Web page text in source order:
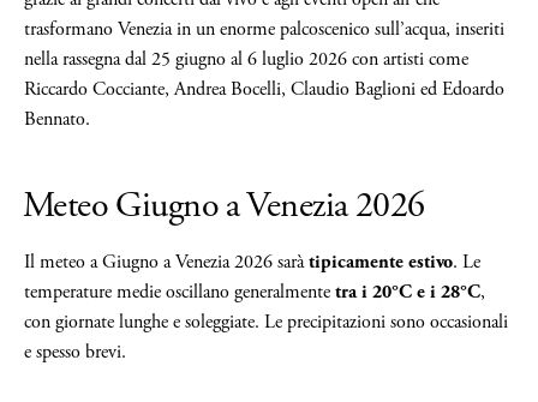
trasformano Venezia in un enorme palcoscenico sull’acqua, inseriti
nella rassegna dal 25 giugno al 6 luglio 2026 con artisti come
Riccardo Cocciante, Andrea Bocelli, Claudio Baglioni ed Edoardo
Bennato.
Meteo Giugno a Venezia 2026
Il meteo a Giugno a Venezia 2026 saràtipicamente estivo. Le
temperature medie oscillano generalmentetra i 20°C e i 28°C,
con giornate lunghe e soleggiate. Le precipitazioni sono occasionali
e spesso brevi.